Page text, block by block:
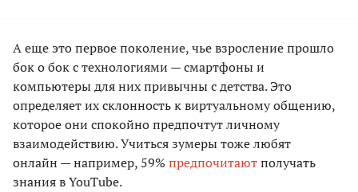
А еще это первое поколение, чье взросление прошло
бок о бок с технологиями — смартфоны и
компьютеры для них привычны с детства. Это
определяет их склонность к виртуальному общению,
которое они спокойно предпочтут личному
взаимодействию. Учиться зумеры тоже любят
онлайн — например, 59% предпочитаютполучать
знания в YouTube.